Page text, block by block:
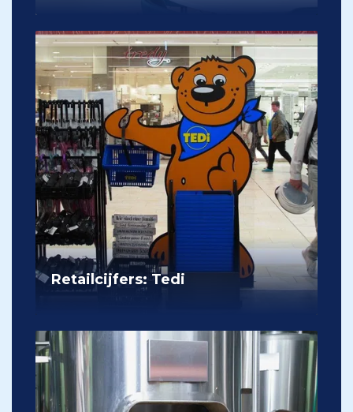
Retailcijfers: Tedi